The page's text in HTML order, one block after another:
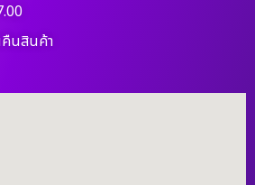
คืนสินค้า